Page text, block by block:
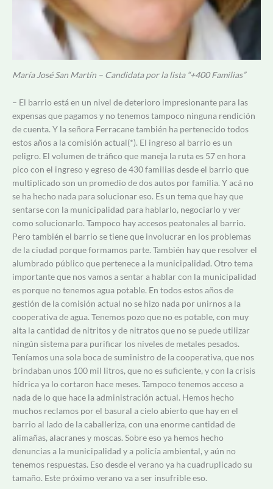
María José San Martín – Candidata por la lista “+400 Familias”
– El barrio está en un nivel de deterioro impresionante para las
expensas que pagamos y no tenemos tampoco ninguna rendición
de cuenta. Y la señora Ferracane también ha pertenecido todos
estos años a la comisión actual(*). El ingreso al barrio es un
peligro. El volumen de tráfico que maneja la ruta es 57 en hora
pico con el ingreso y egreso de 430 familias desde el barrio que
multiplicado son un promedio de dos autos por familia. Y acá no
se ha hecho nada para solucionar eso. Es un tema que hay que
sentarse con la municipalidad para hablarlo, negociarlo y ver
como solucionarlo. Tampoco hay accesos peatonales al barrio.
Pero también el barrio se tiene que involucrar en los problemas
de la ciudad porque formamos parte. También hay que resolver el
alumbrado público que pertenece a la municipalidad. Otro tema
importante que nos vamos a sentar a hablar con la municipalidad
es porque no tenemos agua potable. En todos estos años de
gestión de la comisión actual no se hizo nada por unirnos a la
cooperativa de agua. Tenemos pozo que no es potable, con muy
alta la cantidad de nitritos y de nitratos que no se puede utilizar
ningún sistema para purificar los niveles de metales pesados.
Teníamos una sola boca de suministro de la cooperativa, que nos
brindaban unos 100 mil litros, que no es suficiente, y con la crisis
hídrica ya lo cortaron hace meses. Tampoco tenemos acceso a
nada de lo que hace la administración actual. Hemos hecho
muchos reclamos por el basural a cielo abierto que hay en el
barrio al lado de la caballeriza, con una enorme cantidad de
alimañas, alacranes y moscas. Sobre eso ya hemos hecho
denuncias a la municipalidad y a policía ambiental, y aún no
tenemos respuestas. Eso desde el verano ya ha cuadruplicado su
tamaño. Este próximo verano va a ser insufrible eso.